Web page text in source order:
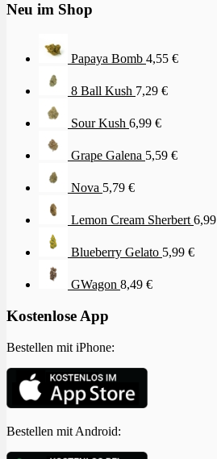
Neu im Shop
Papaya Bomb 4,55 €
8 Ball Kush 7,29 €
Sour Kush 6,99 €
Grape Galena 5,59 €
Nova 5,79 €
Lemon Cream Sherbert 6,99
Blueberry Gelato 5,99 €
GWagon 8,49 €
Kostenlose App
Bestellen mit iPhone:
Bestellen mit Android: